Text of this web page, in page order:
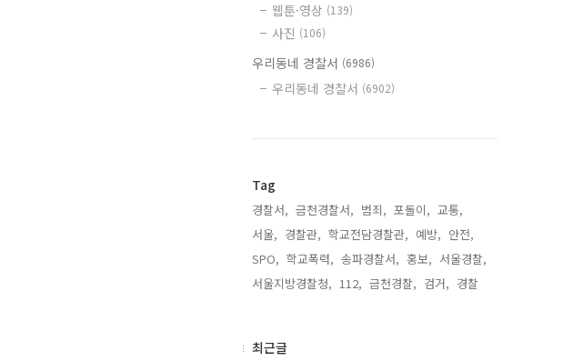
웹툰·영상 (139)
사진 (106)
우리동네 경찰서 (6986)
우리동네 경찰서 (6902)
Tag
경찰서, 금천경찰서, 범죄, 포돌이, 교통,
서울, 경찰관, 학교전담경찰관, 예방, 안전,
SPO, 학교폭력, 송파경찰서, 홍보, 서울경찰,
서울지방경찰청, 112, 금천경찰, 검거, 경찰,
최
최근글